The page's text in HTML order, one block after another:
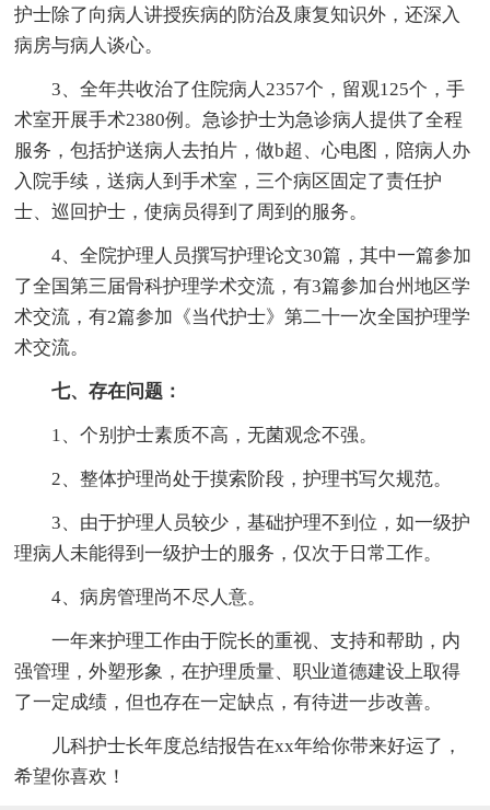
护士除了向病人讲授疾病的防治及康复知识外，还深入
病房与病人谈心。
3、全年共收治了住院病人2357个，留观125个，手
术室开展手术2380例。急诊护士为急诊病人提供了全程
服务，包括护送病人去拍片，做b超、心电图，陪病人办
入院手续，送病人到手术室，三个病区固定了责任护
士、巡回护士，使病员得到了周到的服务。
4、全院护理人员撰写护理论文30篇，其中一篇参加
了全国第三届骨科护理学术交流，有3篇参加台州地区学
术交流，有2篇参加《当代护士》第二十一次全国护理学
术交流。
七、存在问题 ：
1、个别护士素质不高，无菌观念不强。
2、整体护理尚处于摸索阶段，护理书写欠规范。
3、由于护理人员较少，基础护理不到位，如一级护
理病人未能得到一级护士的服务，仅次于日常工作。
4、病房管理尚不尽人意。
一年来护理工作由于院长的重视、支持和帮助，内
强管理，外塑形象，在护理质量、职业道德建设上取得
了一定成绩，但也存在一定缺点，有待进一步改善。
儿科护士长年度总结报告在xx年给你带来好运了，
希望你喜欢！